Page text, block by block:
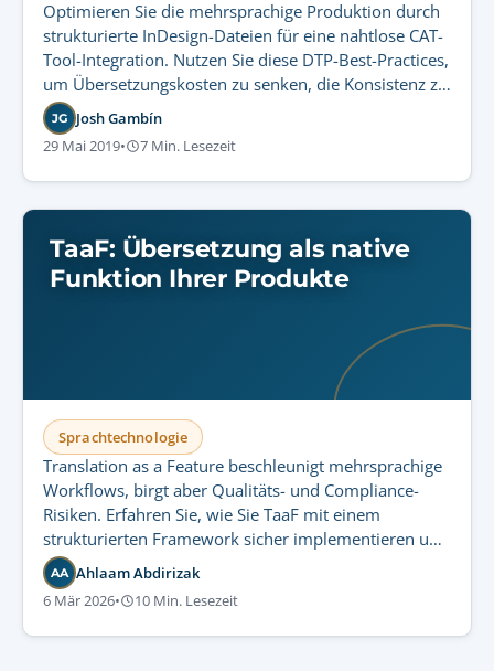
Optimieren Sie die mehrsprachige Produktion durch
strukturierte InDesign-Dateien für eine nahtlose CAT-
Tool-Integration. Nutzen Sie diese DTP-Best-Practices,
um Übersetzungskosten zu senken, die Konsistenz zu
erhöhen und Layout-Durchlaufzeiten zu verkürzen.
JG Josh Gambín
29 Mai 2019• 7 Min. Lesezeit
TaaF: Übersetzung als native
Funktion Ihrer Produkte
Sprachtechnologie
Translation as a Feature beschleunigt mehrsprachige
Workflows, birgt aber Qualitäts- und Compliance-
Risiken. Erfahren Sie, wie Sie TaaF mit einem
strukturierten Framework sicher implementieren und
dabei Governance sowie regulatorische Kontrolle
wahren.
AA Ahlaam Abdirizak
6 Mär 2026• 10 Min. Lesezeit